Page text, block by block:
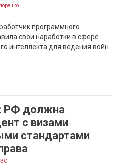
программного
свои наработки в сфере
интеллекта для ведения войн.
РФ должна
с визами
стандартами